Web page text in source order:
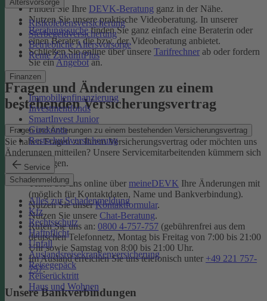
Altersvorsorge
Risikolebensversicherung
Sterbegeldversicherung
Betriebliche Altersvorsorge
Rente ZukunftPlus
Finanzen
Immobilienfinanzierung
Investmentfonds
SmartInvest Junior
Girokonto
Restschuldversicherung
Service
Schadenmeldung
Alles zur Schadenmeldung
Kfz
Rechtsschutz
Haftpflicht
Unfall
Auslandsreisekrankenversicherung
Reisegepäck
Reiserücktritt
Haus und Wohnen
Finden Sie Ihre DEVK-Beratung ganz in der Nähe.
Nutzen Sie unsere praktische Videoberatung. In unserer
Beratungssuchefinden Sie ganz einfach eine Beraterin oder
einen Berater, die bzw. der Videoberatung anbietet.
Schließen Sie online über unsere Tarifrechner ab oder fordern
Sie einAngebotan.
Fragen und Änderungen zu einem
bestehenden Versicherungsvertrag
Fragen und Änderungen zu einem bestehenden Versicherungsvertrag
Sie haben Fragen zu Ihrem Versicherungsvertrag oder möchten uns
Änderungen mitteilen? Unsere Servicemitarbeitenden kümmern sich
um Ihr Anliegen.
Teilen Sie uns online über meineDEVK Ihre Änderungen mit
(möglich für Kontaktdaten, Name und Bankverbindung).
Nutzen Sie unserKontaktformular.
Nutzen Sie unsere Chat-Beratung.
Rufen Sie uns an: 0800 4-757-757 (gebührenfrei aus dem
deutschen Telefonnetz, Montag bis Freitag von 7:00 bis 21:00
Uhr sowie Samstag von 8:00 bis 21:00 Uhr.
Im Ausland erreichen Sie uns telefonisch unter +49 221 757-
757.
Unsere Bankverbindungen